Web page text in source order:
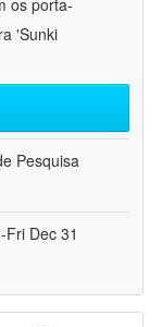
os porta-
'Sunki
Pesquisa
Dec 31